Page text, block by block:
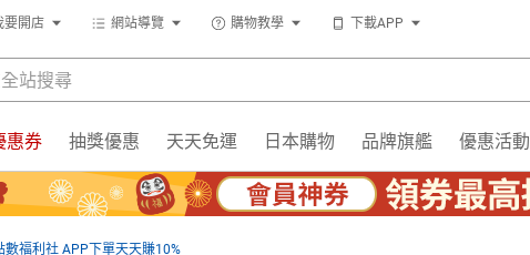
要開店 網站導覽 購物教學 下載APP
惠券 抽獎優惠 天天免運 日本購物 品牌旗艦 優惠活動